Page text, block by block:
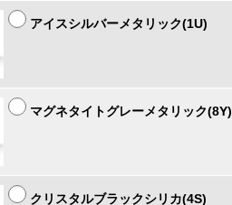
アイスシルバーメタリック(1U)
マグネタイトグレーメタリック(8Y)
クリスタルブラックシリカ(4S)